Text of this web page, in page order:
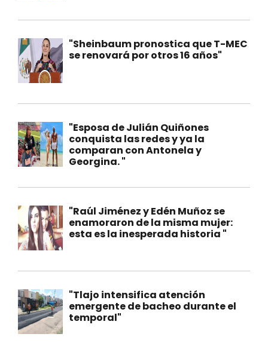
"Sheinbaum pronostica que T-MEC
se renovará por otros 16 años"
"Esposa de Julián Quiñones
conquista las redes y ya la
comparan con Antonela y
Georgina. "
"Raúl Jiménez y Edén Muñoz se
enamoraron de la misma mujer:
esta es la inesperada historia "
"Tlajo intensifica atención
emergente de bacheo durante el
temporal"